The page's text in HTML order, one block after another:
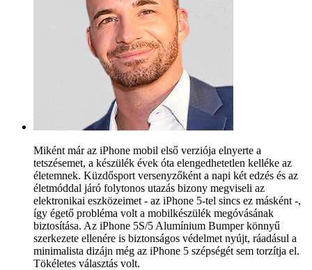
Miként már az iPhone mobil első verziója elnyerte a
tetszésemet, a készülék évek óta elengedhetetlen kelléke az
életemnek. Küzdősport versenyzőként a napi két edzés és az
életmóddal járó folytonos utazás bizony megviseli az
elektronikai eszközeimet - az iPhone 5-tel sincs ez másként -,
így égető probléma volt a mobilkészülék megóvásának
biztosítása. Az iPhone 5S/5 Alumínium Bumper könnyű
szerkezete ellenére is biztonságos védelmet nyújt, ráadásul a
minimalista dizájn még az iPhone 5 szépségét sem torzítja el.
Tökéletes választás volt.